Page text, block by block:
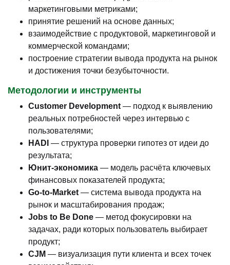
маркетинговыми метриками;
принятие решений на основе данных;
взаимодействие с продуктовой, маркетинговой и
коммерческой командами;
построение стратегии вывода продукта на рынок
и достижения точки безубыточности.
Методологии и инструменты
Customer Development — подход к выявлению
реальных потребностей через интервью с
пользователями;
HADI — структура проверки гипотез от идеи до
результата;
Юнит-экономика — модель расчёта ключевых
финансовых показателей продукта;
Go-to-Market — система вывода продукта на
рынок и масштабирования продаж;
Jobs to Be Done — метод фокусировки на
задачах, ради которых пользователь выбирает
продукт;
CJM — визуализация пути клиента и всех точек